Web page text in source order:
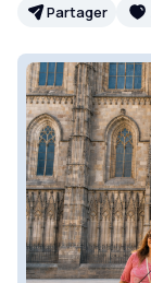
Partager